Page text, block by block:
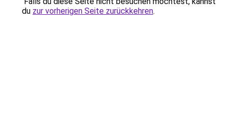
du zur vorherigen Seite zurückkehren.